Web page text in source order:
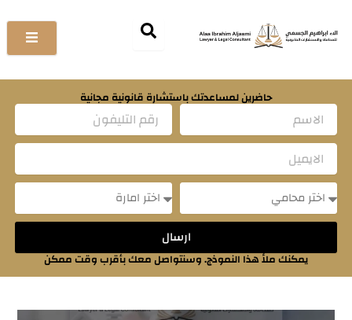
إلى
المحتوى
حاضرين لمساعدتك باستشارة قانونية مجانية
ارسال
يمكنك ملأ هذا النموذج. وسنتواصل معك بأقرب وقت ممكن